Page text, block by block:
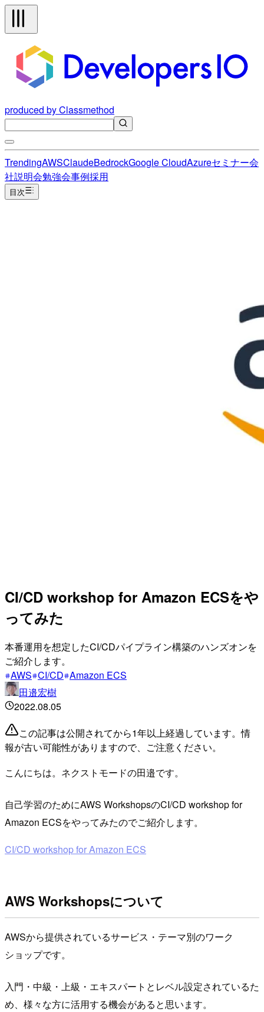
produced by Classmethod
TrendingAWSClaudeBedrockGoogle CloudAzureセミナー会
社説明会勉強会事例採用
目次
CI/CD workshop for Amazon ECSをや
ってみた
本番運用を想定したCI/CDパイプライン構築のハンズオンを
ご紹介します。
AWS CI/CD Amazon ECS
田邉宏樹
2022.08.05
この記事は公開されてから1年以上経過しています。情
報が古い可能性がありますので、ご注意ください。
こんにちは。ネクストモードの田邉です。
自己学習のためにAWS WorkshopsのCI/CD workshop for
Amazon ECSをやってみたのでご紹介します。
CI/CD workshop for Amazon ECS
AWS Workshopsについて
AWSから提供されているサービス・テーマ別のワーク
ショップです。
入門・中級・上級・エキスパートとレベル設定されているた
め、様々な方に活用する機会があると思います。